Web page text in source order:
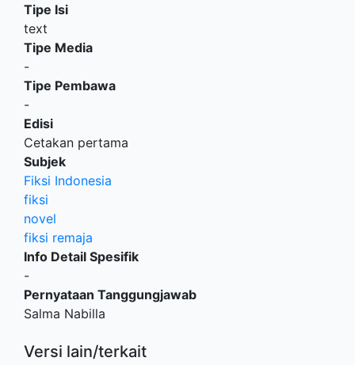
Tipe Isi
text
Tipe Media
-
Tipe Pembawa
-
Edisi
Cetakan pertama
Subjek
Fiksi Indonesia
fiksi
novel
fiksi remaja
Info Detail Spesifik
-
Pernyataan Tanggungjawab
Salma Nabilla
Versi lain/terkait